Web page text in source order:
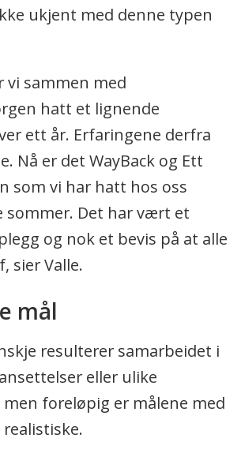
ukjent med denne typen
vi sammen med
hatt et lignende
ett år. Erfaringene derfra
Nå er det WayBack og Ett
som vi har hatt hos oss
sommer. Det har vært et
og nok et bevis på at alle
sier Valle.
mål
resulterer samarbeidet i
eller ulike
foreløpig er målene med